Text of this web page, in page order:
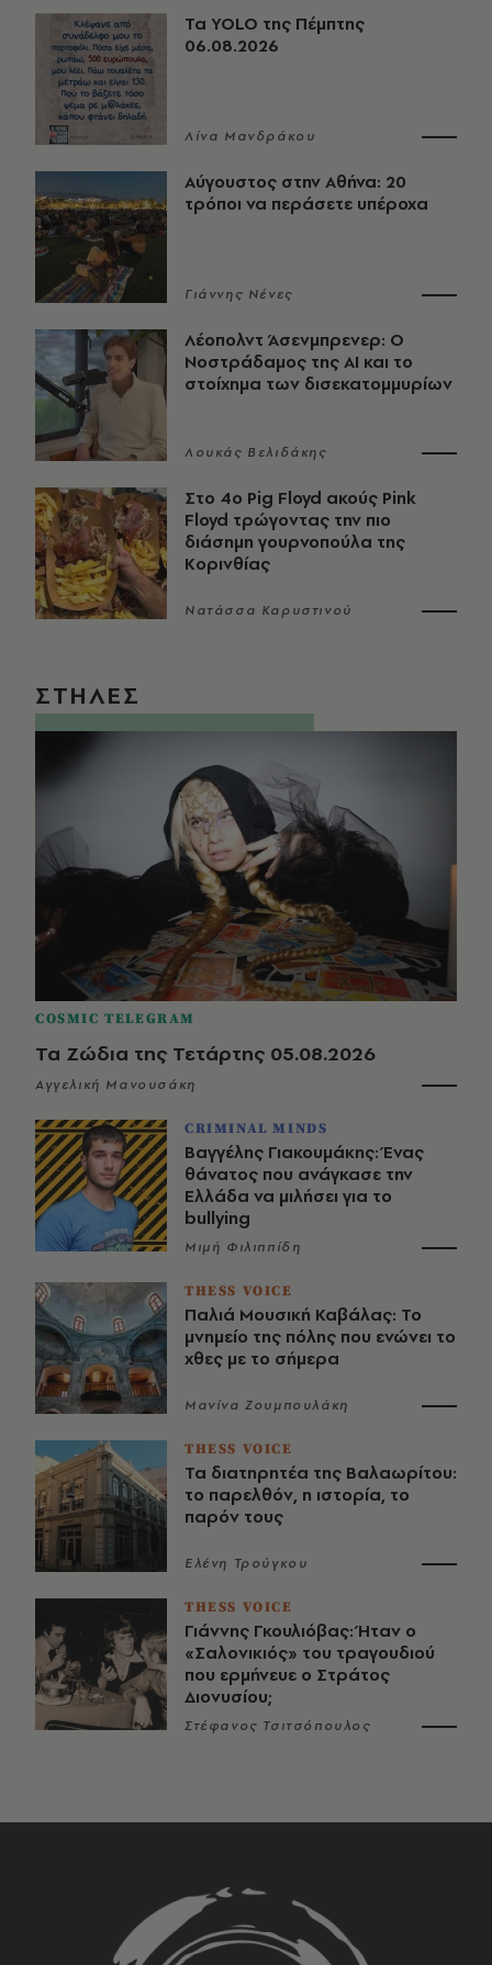
Τα YOLO της Πέμπτης
06.08.2026
Λίνα Μανδράκου
Αύγουστος στην Αθήνα: 20
τρόποι να περάσετε υπέροχα
Γιάννης Νένες
Λέοπολντ Άσενμπρενερ: Ο
Νοστράδαμος της AI και το
στοίχημα των δισεκατομμυρίων
Λουκάς Βελιδάκης
Στο 4ο Pig Floyd ακούς Pink
Floyd τρώγοντας την πιο
διάσημη γουρνοπούλα της
Κορινθίας
Νατάσσα Καρυστινού
ΣΤΗΛΕΣ
COSMIC TELEGRAM
Τα Ζώδια της Τετάρτης 05.08.2026
Αγγελική Μανουσάκη
CRIMINAL MINDS
Βαγγέλης Γιακουμάκης: Ένας
θάνατος που ανάγκασε την
Ελλάδα να μιλήσει για το
bullying
Μιμή Φιλιππίδη
THESS VOICE
Παλιά Μουσική Καβάλας: Το
μνημείο της πόλης που ενώνει το
χθες με το σήμερα
Μανίνα Ζουμπουλάκη
THESS VOICE
Τα διατηρητέα της Βαλαωρίτου:
το παρελθόν, η ιστορία, το
παρόν τους
Ελένη Τρούγκου
THESS VOICE
Γιάννης Γκουλιόβας: Ήταν ο
«Σαλονικιός» του τραγουδιού
που ερμήνευε ο Στράτος
Διονυσίου;
Στέφανος Τσιτσόπουλος